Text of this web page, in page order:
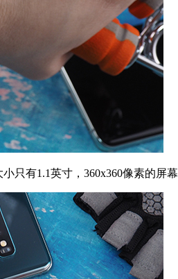
有1.1英寸，360x360像素的屏